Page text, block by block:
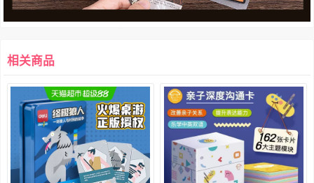
相关商品